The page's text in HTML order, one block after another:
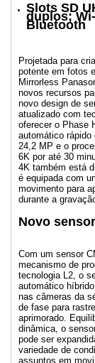
Slots SD
duplos;
Bluetooth
Projetada para
potente em fotos
Mirrorless
novos recursos
novo design de
atualizado com
oferecer o Phase
automático
24,2 MP e o
6K por até 30
4K também está
é equipada com
movimento para
durante a
Novo
Com um sensor
mecanismo de
tecnologia L2, o
automático
nas câmeras da
de fase para
aprimorado.
dinâmica, o
pode ser
variedade de
assuntos em